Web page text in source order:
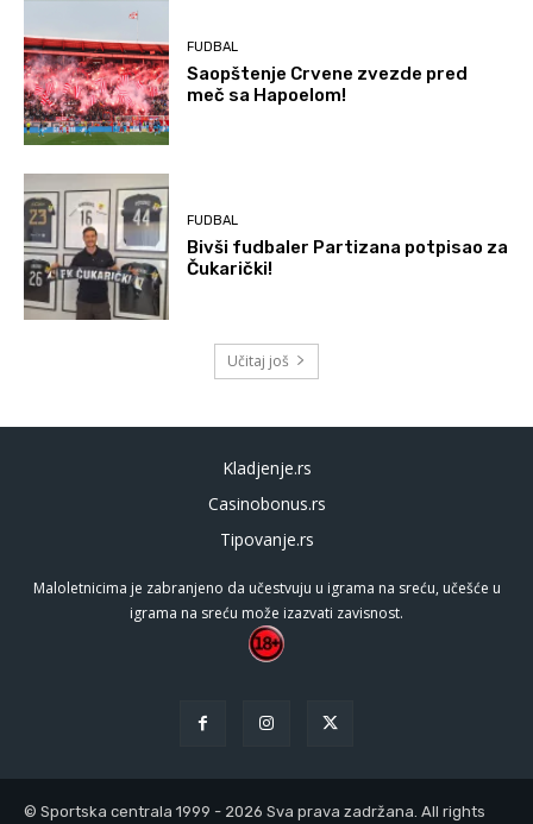
FUDBAL
Saopštenje Crvene zvezde pred
meč sa Hapoelom!
FUDBAL
Bivši fudbaler Partizana potpisao za
Čukarički!
Učitaj još
Kladjenje.rs
Casinobonus.rs
Tipovanje.rs
Maloletnicima je zabranjeno da učestvuju u igrama na sreću, učešće u
igrama na sreću može izazvati zavisnost.
© Sportska centrala 1999 - 2026 Sva prava zadržana. All rights